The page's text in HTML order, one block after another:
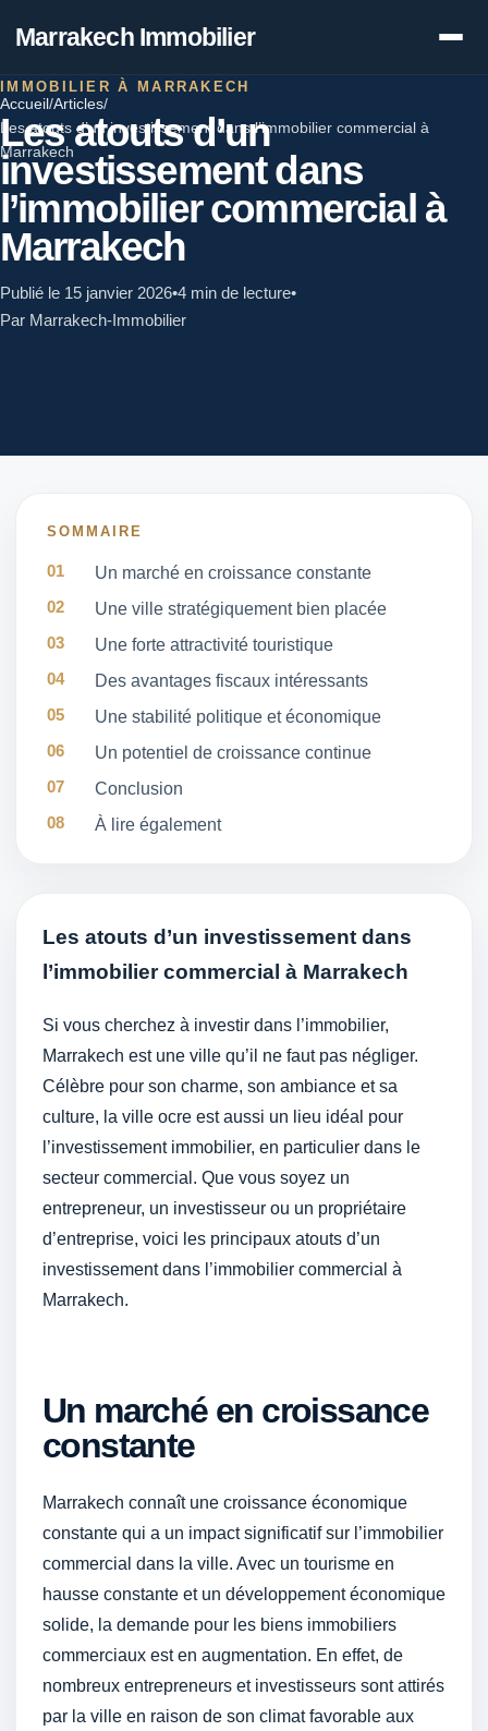
Marrakech Immobilier
Accueil /Articles/
Les atouts d’un investissement dans l’immobilier commercial à
Marrakech
IMMOBILIER À MARRAKECH
Les atouts d’un
investissement dans
l’immobilier commercial à
Marrakech
Publié le 15 janvier 2026•4 min de lecture•
Par Marrakech-Immobilier
SOMMAIRE
Un marché en croissance constante
Une ville stratégiquement bien placée
Une forte attractivité touristique
Des avantages fiscaux intéressants
Une stabilité politique et économique
Un potentiel de croissance continue
Conclusion
À lire également
Les atouts d’un investissement dans
l’immobilier commercial à Marrakech
Si vous cherchez à investir dans l’immobilier,
Marrakech est une ville qu’il ne faut pas négliger.
Célèbre pour son charme, son ambiance et sa
culture, la ville ocre est aussi un lieu idéal pour
l’investissement immobilier, en particulier dans le
secteur commercial. Que vous soyez un
entrepreneur, un investisseur ou un propriétaire
d’entreprise, voici les principaux atouts d’un
investissement dans l’immobilier commercial à
Marrakech.
Un marché en croissance
constante
Marrakech connaît une croissance économique
constante qui a un impact significatif sur l’immobilier
commercial dans la ville. Avec un tourisme en
hausse constante et un développement économique
solide, la demande pour les biens immobiliers
commerciaux est en augmentation. En effet, de
nombreux entrepreneurs et investisseurs sont attirés
par la ville en raison de son climat favorable aux